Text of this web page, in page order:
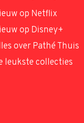
op Netflix
op Disney+
over Pathé Thuis
leukste collecties